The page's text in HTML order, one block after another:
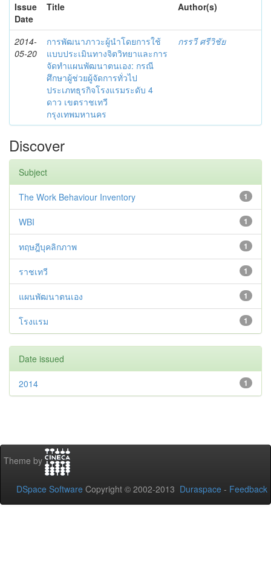
Issue
Date
Title Author(s)
2014-
05-20
การพัฒนาภาวะผู้นำโดยการใช้
แบบประเมินทางจิตวิทยาและการ
จัดทำแผนพัฒนาตนเอง: กรณี
ศึกษาผู้ช่วยผู้จัดการทั่วไป
ประเภทธุรกิจโรงแรมระดับ 4
ดาว เขตราชเทวี
กรุงเทพมหานคร
กรรวี ศรีวิชัย
Discover
Subject
1
The Work Behaviour Inventory
1
WBI
1
ทฤษฎีบุคลิกภาพ
1
ราชเทวี
1
แผนพัฒนาตนเอง
1
โรงแรม
Date issued
1
2014
Theme by
DSpace Software Copyright © 2002-2013 Duraspace - Feedback